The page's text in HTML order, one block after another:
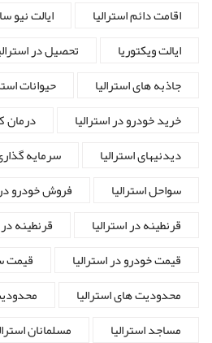
اقامت دائم استرالیا
ایالت نیو
ایالت ویکتوریا
تحصیل در
جاذبه های استرالیا
حیوانات
خرید خودرو در استرالیا
درمان
دیدنیهای استرالیا
سرمایه
سواحل استرالیا
فروش خودرو در
قرنطینه در استرالیا
قرنطینه
قیمت خودرو در استرالیا
قیمت
محدودیت های استرالیا
مساجد استرالیا
مسلمانان